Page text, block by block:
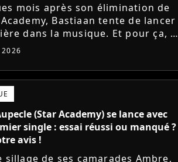
mois après son élimination de
Bastiaan tente de lancer
dans la musique. Et pour ça, le
a récemment dévoilé "Château",
single....
(Star Academy) se lance avec
single : essai réussi ou manqué ?
avis !
sillage de ses camarades Ambre,